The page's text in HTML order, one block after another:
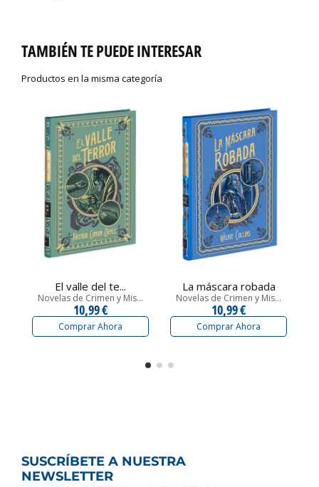
TAMBIÉN TE PUEDE INTERESAR
Productos en la misma categoría
El valle del te...
Novelas de Crimen y Mis...
10,99 €
Comprar Ahora
La máscara robada
Novelas de Crimen y Mis...
10,99 €
Comprar Ahora
SUSCRÍBETE A NUESTRA
NEWSLETTER